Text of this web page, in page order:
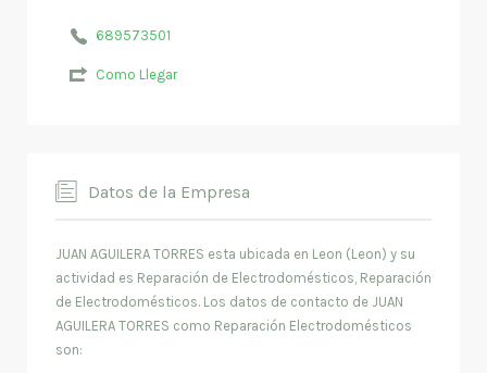
689573501
Como Llegar
Datos de la Empresa
JUAN AGUILERA TORRES esta ubicada en Leon (Leon) y su
actividad es Reparación de Electrodomésticos, Reparación
de Electrodomésticos. Los datos de contacto de JUAN
AGUILERA TORRES como Reparación Electrodomésticos
son: